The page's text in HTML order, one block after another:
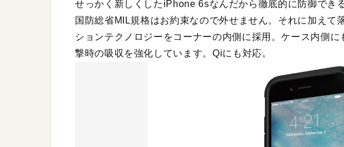
せっかく新しくしたiPhone 6sなんだから徹底的に防御でき
国防総省MIL規格はお約束なので外せません。それに加えて
ションテクノロジーをコーナーの内側に採用。ケース内側
撃時の吸収を強化しています。Qiにも対応。